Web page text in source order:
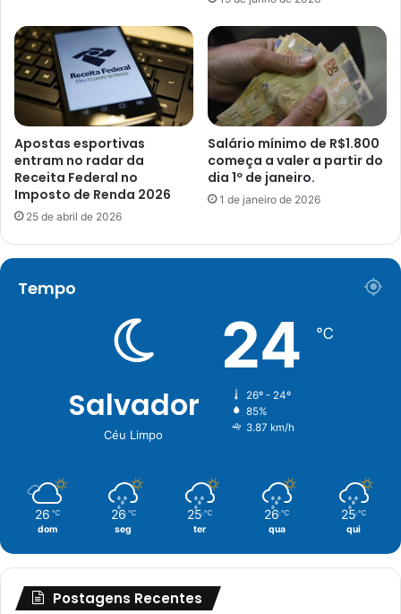
Apostas esportivas
entram no radar da
Receita Federal no
Imposto de Renda 2026
25 de abril de 2026
Salário mínimo de R$1.800
começa a valer a partir do
dia 1º de janeiro.
1 de janeiro de 2026
Tempo
Salvador
Céu Limpo
24 ℃
26º - 24º
85%
3.87 km/h
26 ℃
dom
26 ℃
seg
25 ℃
ter
26 ℃
qua
25 ℃
qui
Postagens Recentes